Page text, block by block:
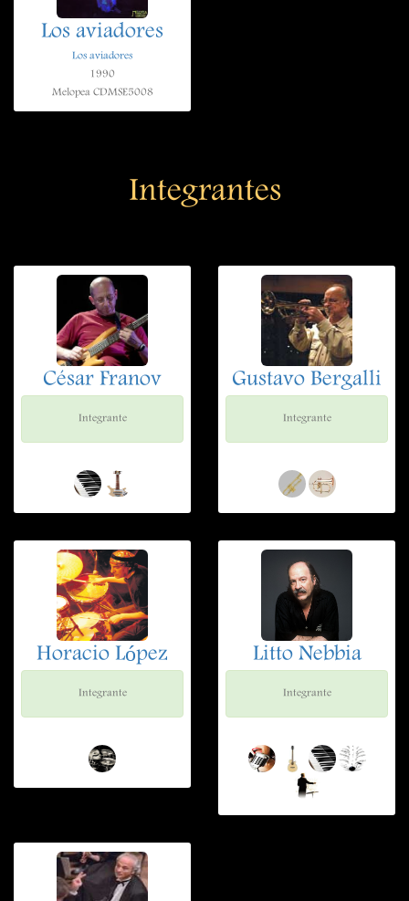
Los aviadores
Los aviadores
1990
Melopea CDMSE5008
Integrantes
César Franov
Integrante
Gustavo Bergalli
Integrante
Horacio López
Integrante
Litto Nebbia
Integrante